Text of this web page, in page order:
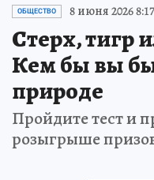
ОБЩЕСТВО 8 июня 2026 8:17
Стерх, тигр
Кем бы вы
природе
Пройдите тест и
розыгрыше